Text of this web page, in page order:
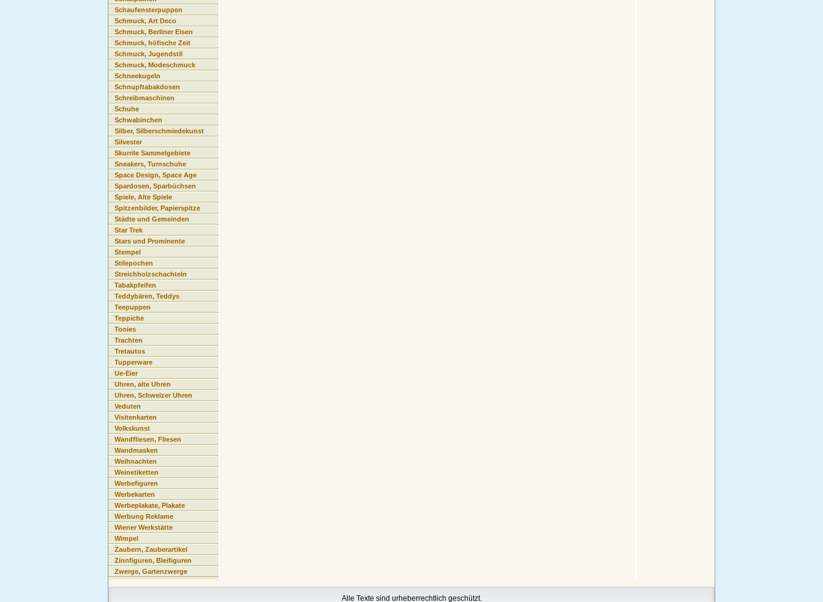
Schaufensterpuppen
Schmuck, Art Deco
Schmuck, Berliner Eisen
Schmuck, höfische Zeit
Schmuck, Jugendstil
Schmuck, Modeschmuck
Schneekugeln
Schnupftabakdosen
Schreibmaschinen
Schuhe
Schwabinchen
Silber, Silberschmiedekunst
Silvester
Skurrile Sammelgebiete
Sneakers, Turnschuhe
Space Design, Space Age
Spardosen, Sparbüchsen
Spiele, Alte Spiele
Spitzenbilder, Papierspitze
Städte und Gemeinden
Star Trek
Stars und Prominente
Stempel
Stilepochen
Streichholzschachteln
Tabakpfeifen
Teddybären, Teddys
Teepuppen
Teppiche
Tonies
Trachten
Tretautos
Tupperware
Ue-Eier
Uhren, alte Uhren
Uhren, Schweizer Uhren
Veduten
Visitenkarten
Volkskunst
Wandfliesen, Fliesen
Wandmasken
Weihnachten
Weinetiketten
Werbefiguren
Werbekarten
Werbeplakate, Plakate
Werbung Reklame
Wiener Werkstätte
Wimpel
Zaubern, Zauberartikel
Zinnfiguren, Bleifiguren
Zwerge, Gartenzwerge
Alle Texte sind urheberrechtlich geschützt.